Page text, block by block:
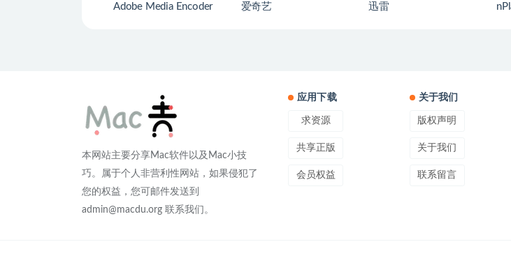
Adobe Media Encoder
爱奇艺 迅雷
本网站主要分享Mac软件以及Mac小技
巧。属于个人非营利性网站，如果侵犯了
您的权益，您可邮件发送到
admin@macdu.org 联系我们。
应用下载
求资源
共享正版
会员权益
关于我们
版权声明
关于我们
联系留言